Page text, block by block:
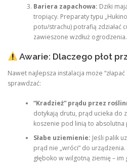
Bariera zapachowa: Dziki
tropiący. Preparaty typu
potu/strachu) potrafią zdziałać
zawieszone wzdłuż ogrodzenia.
Awarie: Dlaczego płot
Nawet najlepsza instalacja może
sprawdzać:
“Kradzież” prądu przez
dotykają drutu, prąd ucieka do
koszenie pod linią to absolutna
Słabe uziemienie: Jeśli palik
prąd nie „wróci” do urządzenia.
głęboko w wilgotną ziemię – im